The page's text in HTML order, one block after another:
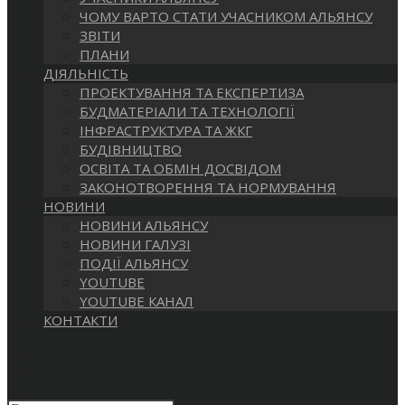
САЙТІ
ЧОМУ ВАРТО СТАТИ УЧАСНИКОМ АЛЬЯНСУ
ЗВІТИ
ПЛАНИ
ДІЯЛЬНІСТЬ
ПРОЕКТУВАННЯ ТА ЕКСПЕРТИЗА
БУДМАТЕРІАЛИ ТА ТЕХНОЛОГІЇ
ІНФРАСТРУКТУРА ТА ЖКГ
БУДІВНИЦТВО
ОСВІТА ТА ОБМІН ДОСВІДОМ
ЗАКОНОТВОРЕННЯ ТА НОРМУВАННЯ
НОВИНИ
НОВИНИ АЛЬЯНСУ
НОВИНИ ГАЛУЗІ
ПОДІЇ АЛЬЯНСУ
YOUTUBE
YOUTUBE КАНАЛ
КОНТАКТИ